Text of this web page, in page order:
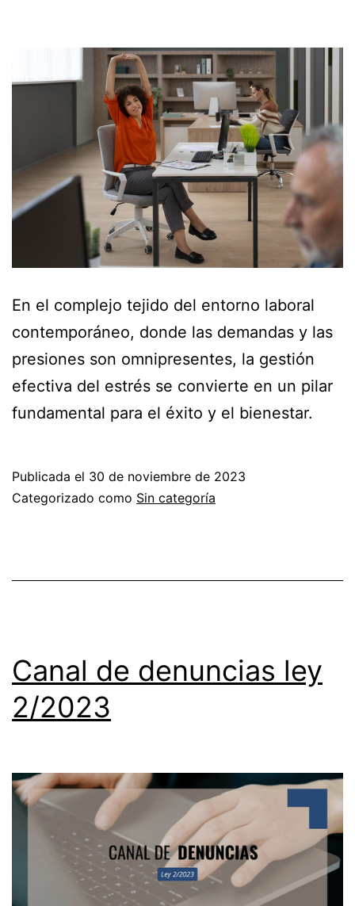
En el complejo tejido del entorno laboral
contemporáneo, donde las demandas y las
presiones son omnipresentes, la gestión
efectiva del estrés se convierte en un pilar
fundamental para el éxito y el bienestar.
Publicada el 30 de noviembre de 2023
Categorizado como Sin categoría
Canal de denuncias ley
2/2023